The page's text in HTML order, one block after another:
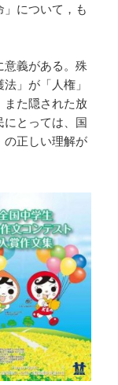
」について，も
意義がある。殊
」が「人権」
また隠された放
とっては、国
の正しい理解が